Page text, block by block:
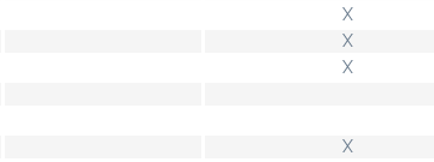
X
X
X
X